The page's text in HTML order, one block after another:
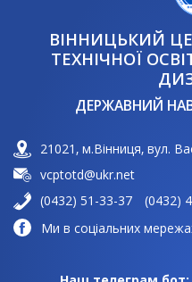
ВІННИЦЬКИЙ
ТЕХНІЧНОЇ
ДЕРЖАВНИЙ
21021, м.Вінниця, вул.
vcptotd@ukr.net
(0432) 51-33-37
(0432)
Ми в соціальних